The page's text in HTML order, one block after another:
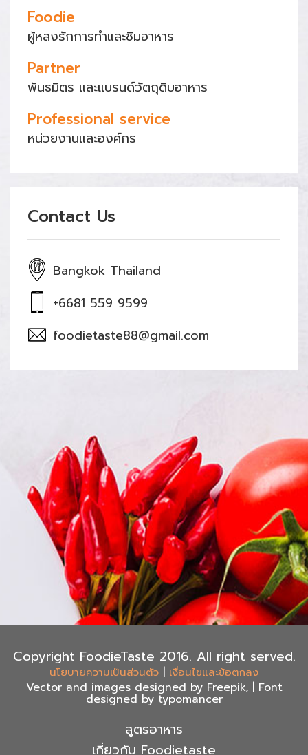
Foodie
ผู้หลงรักการทำและชิมอาหาร
Partner
พันธมิตร และแบรนด์วัตถุดิบอาหาร
Professional service
หน่วยงานและองค์กร
Contact Us
Bangkok Thailand
+6681 559 9599
foodietaste88@gmail.com
Copyright FoodieTaste 2016. All right served.
นโยบายความเป็นส่วนตัว | เงื่อนไขและข้อตกลง
Vector and images designed by Freepik, | Font
designed by typomancer
สูตรอาหาร
เกี่ยวกับ Foodietaste